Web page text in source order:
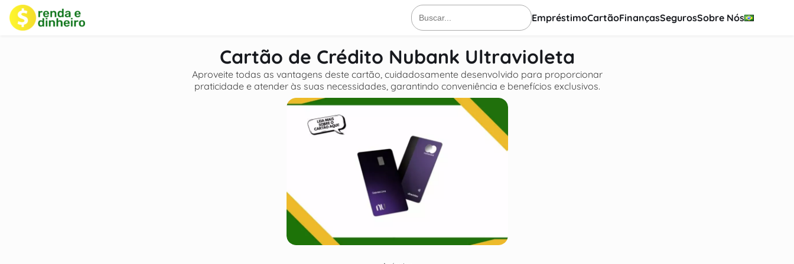
conteúdo
Buscar
por:
EmpréstimoCartãoFinançasSegurosSobre Nós
Cartão de Crédito Nubank Ultravioleta
Aproveite todas as vantagens deste cartão, cuidadosamente desenvolvido para proporcionar
praticidade e atender às suas necessidades, garantindo conveniência e benefícios exclusivos.